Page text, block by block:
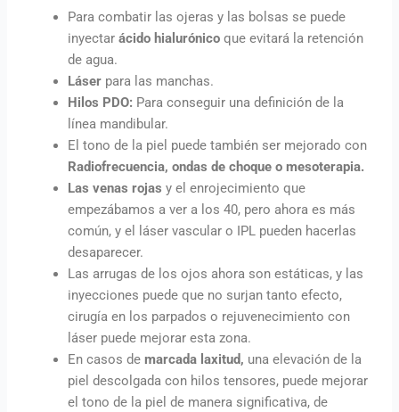
Para combatir las ojeras y las bolsas se puede
inyectar ácido hialurónico que evitará la retención
de agua.
Láser para las manchas.
Hilos PDO: Para conseguir una definición de la
línea mandibular.
El tono de la piel puede también ser mejorado con
Radiofrecuencia, ondas de choque o mesoterapia.
Las venas rojasy el enrojecimiento que
empezábamos a ver a los 40, pero ahora es más
común, y el láser vascular o IPL pueden hacerlas
desaparecer.
Las arrugas de los ojos ahora son estáticas, y las
inyecciones puede que no surjan tanto efecto,
cirugía en los parpados o rejuvenecimiento con
láser puede mejorar esta zona.
En casos demarcada laxitud, una elevación de la
piel descolgada con hilos tensores, puede mejorar
el tono de la piel de manera significativa, de